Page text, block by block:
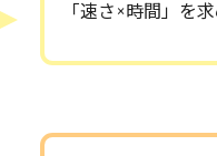
「速さ×時間」を求